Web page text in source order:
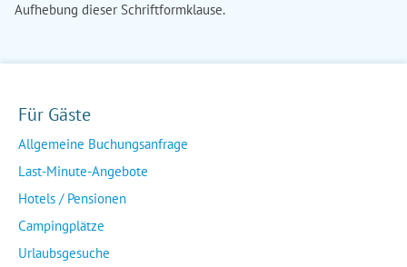
Aufhebung dieser Schriftformklause.
Für Gäste
Allgemeine Buchungsanfrage
Last-Minute-Angebote
Hotels / Pensionen
Campingplätze
Urlaubsgesuche